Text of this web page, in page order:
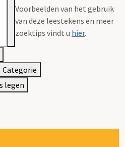
Voorbeelden van het gebruik
van deze leestekens en meer
zoektips vindt u hier.
Categorie
legen